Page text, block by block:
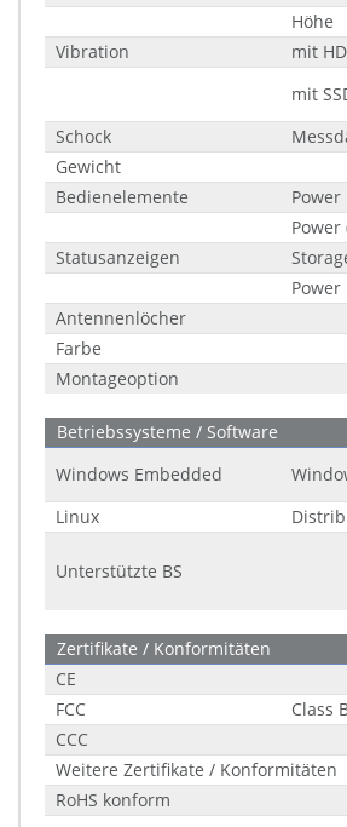
Höhe
Vibration
mit
mit
Schock
Gewicht
Bedienelemente
Power
Statusanzeigen
Power
Antennenlöcher
Farbe
Montageoption
Betriebssysteme / Software
Windows Embedded
Linux
Unterstützte BS
Zertifikate / Konformitäten
CE
FCC
Class
CCC
Weitere Zertifikate / Konformitäten
RoHS konform